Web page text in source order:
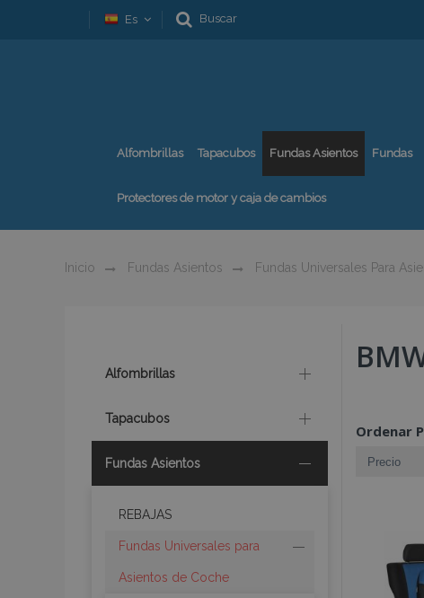
Es Buscar
Alfombrillas Tapacubos Fundas Asientos Fundas
Protectores de motor y caja de cambios
Inicio Fundas Asientos Fundas Universales Para
Ordenar
Alfombrillas
Tapacubos
Fundas Asientos
REBAJAS
Fundas Universales para
Asientos de Coche